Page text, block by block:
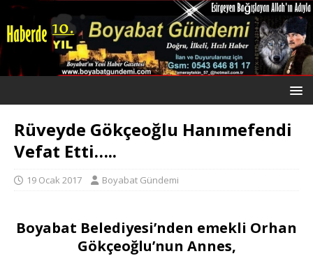
Rüveyde Gökçeoğlu Hanımefendi
Vefat Etti…..
19 Ocak 2017 Boyabat Gündemi
Boyabat Belediyesi’nden emekli Orhan
Gökçeoğlu’nun Annes,